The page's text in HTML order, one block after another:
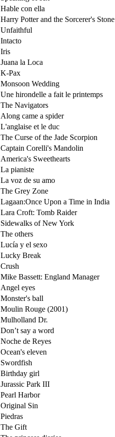
Hable con ella
Harry Potter and the Sorcerer's Stone
Unfaithful
Intacto
Iris
Juana la Loca
K-Pax
Monsoon Wedding
Une hirondelle a fait le printemps
The Navigators
Along came a spider
L'anglaise et le duc
The Curse of the Jade Scorpion
Captain Corelli's Mandolin
America's Sweethearts
La pianiste
La voz de su amo
The Grey Zone
Lagaan:Once Upon a Time in India
Lara Croft: Tomb Raider
Sidewalks of New York
The others
Lucía y el sexo
Lucky Break
Crush
Mike Bassett: England Manager
Angel eyes
Monster's ball
Moulin Rouge (2001)
Mulholland Dr.
Don’t say a word
Noche de Reyes
Ocean's eleven
Swordfish
Birthday girl
Jurassic Park III
Pearl Harbor
Original Sin
Piedras
The Gift